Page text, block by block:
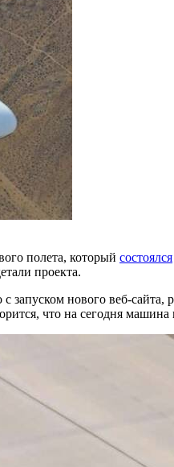
полета, который состоялся
проекта.
нового веб-
что на сегодня